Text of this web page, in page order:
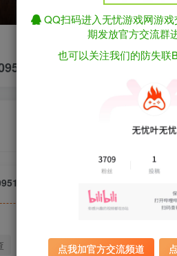
D加密破解版 非虚拟机
D加密破解版 非虚拟机版 解压即
迅雷下载 全站
QQ扫码进入无忧游戏网游
期发放官方交流群
也可以关注我们的防失联
点我加官方交流频道